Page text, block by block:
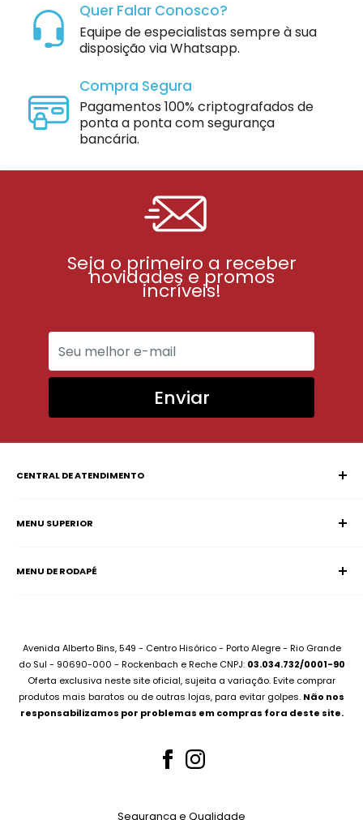
Quer Falar Conosco?
Equipe de especialistas sempre à sua
disposição via Whatsapp.
Compra Segura
Pagamentos 100% criptografados de
ponta a ponta com segurança
bancária.
Seja o primeiro a receber
novidades e promos
incríveis!
Enviar
CENTRAL DE ATENDIMENTO
SAC (Serviço de Atendimento ao Consumidor)
Whatsapp:(51) 99227-3667
MENU SUPERIOR
Notebooks
Montamos seu PC
Compramos seu Notebook
Bateria Notebook
Fonte Notebook
MENU DE RODAPÉ
Sobre Assistência Técnica
Para Empresas
Canal no Youtube
Avenida Alberto Bins, 549 - Centro Hisórico - Porto Alegre - Rio Grande
do Sul - 90690-000 - Rockenbach e Reche CNPJ: 03.034.732/0001-90
Oferta exclusiva neste site oficial, sujeita a variação. Evite comprar
produtos mais baratos ou de outras lojas, para evitar golpes. Não nos
responsabilizamos por problemas em compras fora deste site.
Segurança e Qualidade